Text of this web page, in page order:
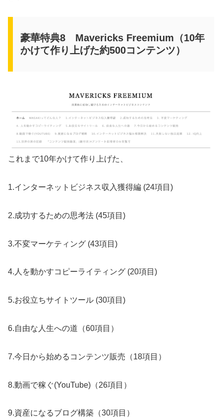
豪華特典8 Mavericks Freemium（10年
かけて作り上げた約500コンテンツ）
これまで10年かけて作り上げた、
1.インターネットビジネス収入獲得編 (24項目)
2.成功するための思考法 (45項目)
3.不変マーケティング (43項目)
4.人を動かすコピーライティング (20項目)
5.お役立ちサイトツール (30項目)
6.自由な人生への道（60項目）
7.今日から始めるコンテンツ販売（18項目）
8.動画で稼ぐ(YouTube)（26項目）
9.資産になるブログ構築（30項目）